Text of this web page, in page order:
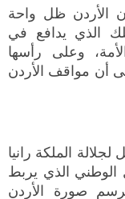
الأردن ظل واحة
الذي يدافع في
وعلى رأسها
أن مواقف الأردن
الملكة رانيا
الوطني الذي يربط
صورة الأردن